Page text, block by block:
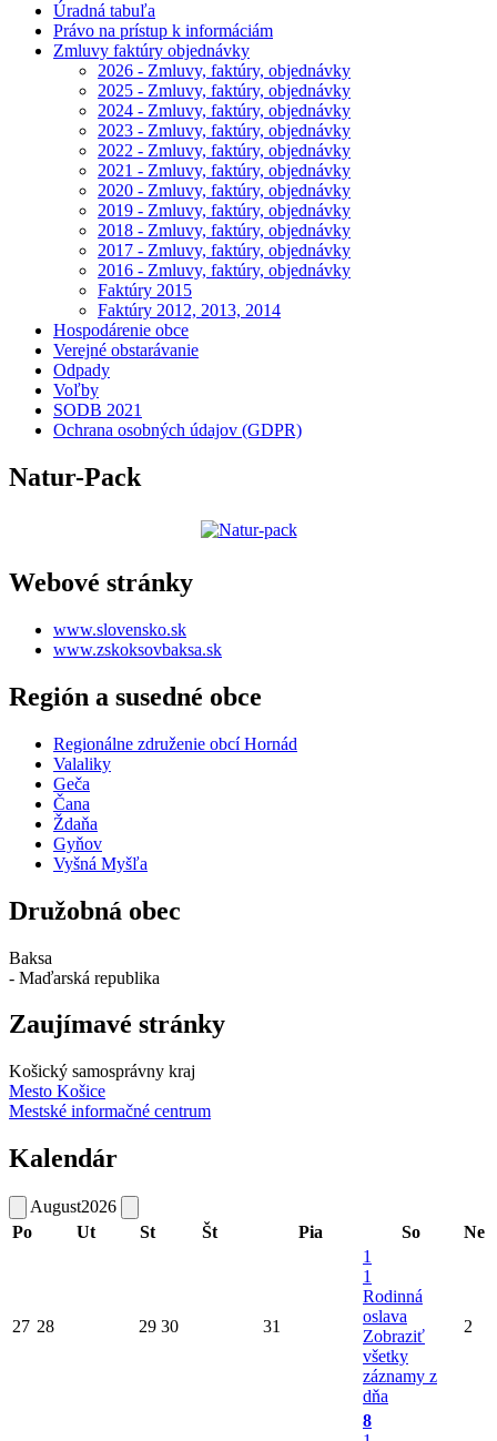
Úradná tabuľa
Právo na prístup k informáciám
Zmluvy faktúry objednávky
2026 - Zmluvy, faktúry, objednávky
2025 - Zmluvy, faktúry, objednávky
2024 - Zmluvy, faktúry, objednávky
2023 - Zmluvy, faktúry, objednávky
2022 - Zmluvy, faktúry, objednávky
2021 - Zmluvy, faktúry, objednávky
2020 - Zmluvy, faktúry, objednávky
2019 - Zmluvy, faktúry, objednávky
2018 - Zmluvy, faktúry, objednávky
2017 - Zmluvy, faktúry, objednávky
2016 - Zmluvy, faktúry, objednávky
Faktúry 2015
Faktúry 2012, 2013, 2014
Hospodárenie obce
Verejné obstarávanie
Odpady
Voľby
SODB 2021
Ochrana osobných údajov (GDPR)
Natur-Pack
Webové stránky
www.slovensko.sk
www.zskoksovbaksa.sk
Región a susedné obce
Regionálne združenie obcí Hornád
Valaliky
Geča
Čana
Ždaňa
Gyňov
Vyšná Myšľa
Družobná obec
Baksa
- Maďarská republika
Zaujímavé stránky
Košický samosprávny kraj
Mesto Košice
Mestské informačné centrum
Kalendár
August2026
Po
Ut St Št Pia So Ne
27 28 29 30 31
1
1
Rodinná
oslava
Zobraziť
všetky
záznamy z
dňa
2
8